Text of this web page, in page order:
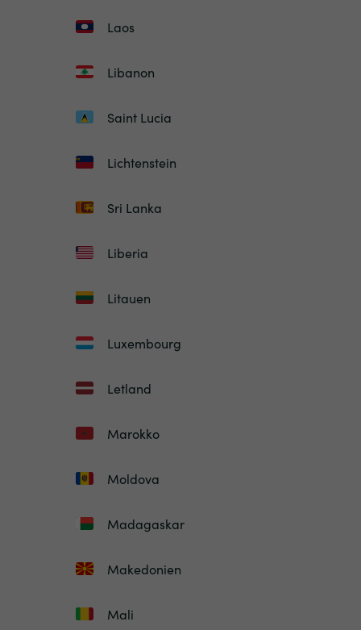
Laos
Libanon
Saint Lucia
Lichtenstein
Sri Lanka
Liberia
Litauen
Luxembourg
Letland
Marokko
Moldova
Madagaskar
Makedonien
Mali